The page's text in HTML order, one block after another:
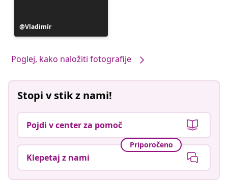
Objavo
je
Vladimír
Poglej, kako naložiti fotografije
Stopi v stik z nami!
Pojdi v center za pomoč
Priporočeno
Klepetaj z nami